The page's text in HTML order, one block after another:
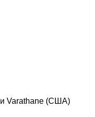
Varathane (США)